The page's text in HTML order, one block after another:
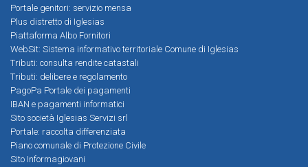
Portale genitori: servizio mensa
Plus distretto di Iglesias
Piattaforma Albo Fornitori
WebSit: Sistema informativo territoriale Comune di Iglesias
Tributi: consulta rendite catastali
Tributi: delibere e regolamento
PagoPa Portale dei pagamenti
IBAN e pagamenti informatici
Sito società Iglesias Servizi srl
Portale: raccolta differenziata
Piano comunale di Protezione Civile
Sito Informagiovani